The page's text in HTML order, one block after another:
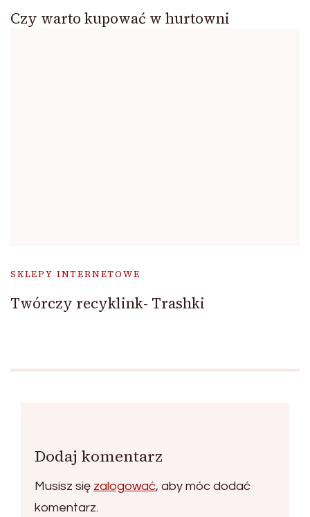
Czy warto kupować w hurtowni
SKLEPY INTERNETOWE
Twórczy recyklink- Trashki
Dodaj komentarz
Musisz się zalogować, aby móc dodać
komentarz.